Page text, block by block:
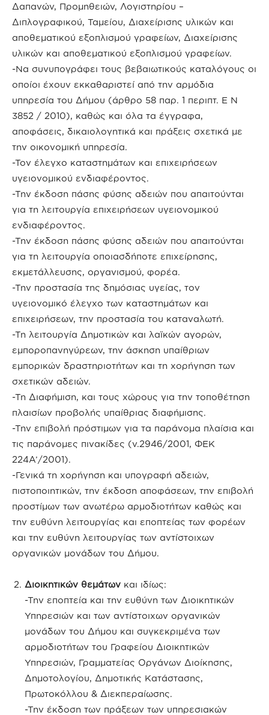
Δαπανών, Προμηθειών, Λογιστηρίου –
Διπλογραφικού, Ταμείου, Διαχείρισης υλικών και
αποθεματικού εξοπλισμού γραφείων, Διαχείρισης
υλικών και αποθεματικού εξοπλισμού γραφείων.
-Να συνυπογράφει τους βεβαιωτικούς καταλόγους οι
οποίοι έχουν εκκαθαριστεί από την αρμόδια
υπηρεσία του Δήμου (άρθρο 58 παρ. 1 περιπτ. Ε Ν
3852 / 2010), καθώς και όλα τα έγγραφα,
αποφάσεις, δικαιολογητικά και πράξεις σχετικά με
την οικονομική υπηρεσία.
-Τον έλεγχο καταστημάτων και επιχειρήσεων
υγειονομικού ενδιαφέροντος.
-Την έκδοση πάσης φύσης αδειών που απαιτούνται
για τη λειτουργία επιχειρήσεων υγειονομικού
ενδιαφέροντος.
-Την έκδοση πάσης φύσης αδειών που απαιτούνται
για τη λειτουργία οποιασδήποτε επιχείρησης,
εκμετάλλευσης, οργανισμού, φορέα.
-Την προστασία της δημόσιας υγείας, τον
υγειονομικό έλεγχο των καταστημάτων και
επιχειρήσεων, την προστασία του καταναλωτή.
-Τη λειτουργία Δημοτικών και λαϊκών αγορών,
εμποροπανηγύρεων, την άσκηση υπαίθριων
εμπορικών δραστηριοτήτων και τη χορήγηση των
σχετικών αδειών.
-Τη Διαφήμιση, και τους χώρους για την τοποθέτηση
πλαισίων προβολής υπαίθριας διαφήμισης.
-Την επιβολή πρόστιμων για τα παράνομα πλαίσια και
τις παράνομες πινακίδες (ν.2946/2001, ΦΕΚ
224Α’/2001).
-Γενικά τη χορήγηση και υπογραφή αδειών,
πιστοποιητικών, την έκδοση αποφάσεων, την επιβολή
προστίμων των ανωτέρω αρμοδιοτήτων καθώς και
την ευθύνη λειτουργίας και εποπτείας των φορέων
και την ευθύνη λειτουργίας των αντίστοιχων
οργανικών μονάδων του Δήμου.
Διοικητικών θεμάτων και ιδίως:
-Την εποπτεία και την ευθύνη των Διοικητικών
Υπηρεσιών και των αντίστοιχων οργανικών
μονάδων του Δήμου και συγκεκριμένα των
αρμοδιοτήτων του Γραφείου Διοικητικών
Υπηρεσιών, Γραμματείας Οργάνων Διοίκησης,
Δημοτολογίου, Δημοτικής Κατάστασης,
Πρωτοκόλλου & Διεκπεραίωσης.
-Την έκδοση των πράξεων των υπηρεσιακών